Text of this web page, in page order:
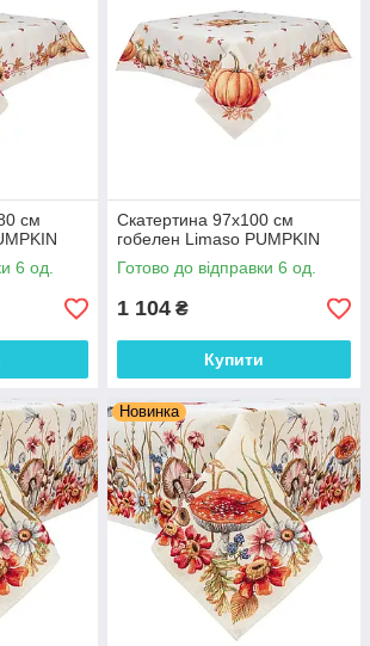
см
6 од.
Скатертина 97х100 см
гобелен Limaso PUMPKIN
Готово до відправки 6 од.
1 104 ₴
Купити
Новинка